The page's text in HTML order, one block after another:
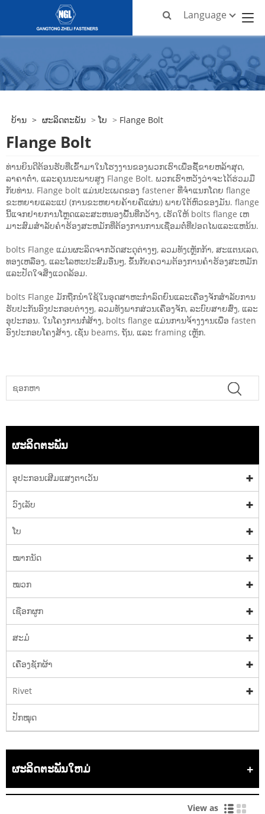
Language
ບ້ານ > ຜະລິດຕະພັນ >ໂບ > Flange Bolt
Flange Bolt
ທ່ານຍິນດີຕ້ອນຮັບທີ່ເຂົ້າມາໃນໂຮງງານຂອງພວກເຮົາເພື່ອຊື້ຂາຍຫລ້າສຸດ,
ລາຄາຕໍ່າ, ແລະຄຸນນະພາບສູງ Flange Bolt. ພວກເຮົາຫວັງວ່າຈະໄດ້ຮ່ວມມື
ກັບທ່ານ. Flange bolt ແມ່ນປະເພດຂອງ fastener ທີ່ຈໍາແນກໂດຍ flange
ຂະຫຍາຍແລະແປ (ການຂະຫຍາຍຄ້າຍຄືແຜ່ນ) ພາຍໃຕ້ຫົວຂອງມັນ. flange
ນີ້ແຈກຢາຍການໂຫຼດແລະສະຫນອງພື້ນທີ່ກວ້າງ, ເຮັດໃຫ້ bolts flange ເຫ
ມາະສົມສໍາລັບຄໍາຮ້ອງສະຫມັກທີ່ຕ້ອງການການເຊື່ອມຕໍ່ທີ່ປອດໄພແລະແຫນ້ນ.
bolts Flange ແມ່ນຜະລິດຈາກວັດສະດຸຕ່າງໆ, ລວມທັງເຫຼັກກ້າ, ສະແຕນເລດ,
ທອງເຫລືອງ, ແລະໂລຫະປະສົມອື່ນໆ, ຂຶ້ນກັບຄວາມຕ້ອງການຄໍາຮ້ອງສະຫມັກ
ແລະປັດໃຈສິ່ງແວດລ້ອມ.
bolts Flange ມັກຖືກນໍາໃຊ້ໃນອຸດສາຫະກໍາລົດຍົນແລະເຄື່ອງຈັກສໍາລັບການ
ຮັບປະກັນອົງປະກອບຕ່າງໆ, ລວມທັງພາກສ່ວນເຄື່ອງຈັກ, ລະບົບສາຍສົ່ງ, ແລະ
ອຸປະກອນ. ໃນ​ໂຄງ​ການ​ກໍ່​ສ້າງ, bolts flange ແມ່ນ​ການ​ຈ້າງ​ງານ​ເພື່ອ fasten
ອົງ​ປະ​ກອບ​ໂຄງ​ສ້າງ, ເຊັ່ນ beams, ຖັນ, ແລະ framing ເຫຼັກ.
ຜະລິດຕະພັນ
ອຸປະກອນເສີມແສງຕາເວັນ
ວົງເລັບ
ໂບ
ໝາກນັດ
ໝວກ
ເຊືອກຜູກ
ສະມໍ
ເຄື່ອງຊັກຜ້າ
Rivet
ປັກໝຸດ
ຜະລິດຕະພັນໃຫມ່
View as